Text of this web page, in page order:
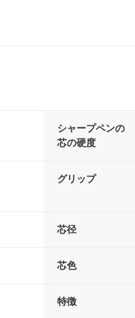
シャープペンの
芯の硬度
グリップ
芯径
芯色
特徴